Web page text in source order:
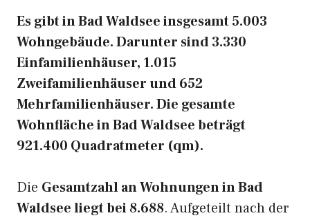
Es gibt in Bad Waldsee insgesamt 5.003
Wohngebäude. Darunter sind 3.330
Einfamilienhäuser, 1.015
Zweifamilienhäuser und 652
Mehrfamilienhäuser. Die gesamte
Wohnfläche in Bad Waldsee beträgt
921.400 Quadratmeter (qm).
Die Gesamtzahl an Wohnungen in Bad
Waldsee liegt bei 8.688. Aufgeteilt nach der